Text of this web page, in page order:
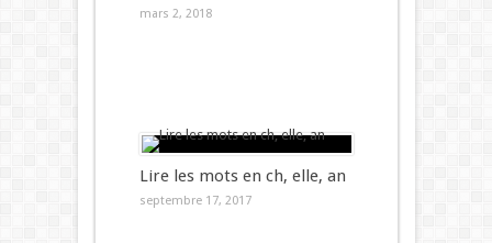
mars 2, 2018
Lire les mots en ch, elle, an
septembre 17, 2017